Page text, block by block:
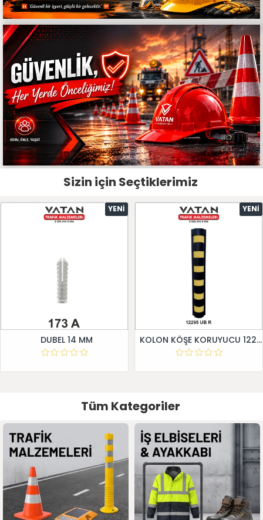
Sizin için Seçtiklerimiz
YENI
DUBEL 14 MM
YENI
KOLON KÖŞE KORUYUCU 12295 UB R
Tüm Kategoriler